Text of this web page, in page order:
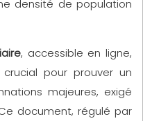
densité de population
, accessible en ligne,
pour prouver un
majeures, exigé
document, régulé par